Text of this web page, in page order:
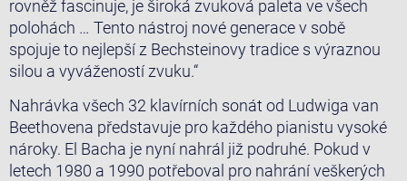
rovněž fascinuje, je široká zvuková paleta ve všech
polohách … Tento nástroj nové generace v sobě
spojuje to nejlepší z Bechsteinovy tradice s výraznou
silou a vyvážeností zvuku.“
Nahrávka všech 32 klavírních sonát od Ludwiga van
Beethovena představuje pro každého pianistu vysoké
nároky. El Bacha je nyní nahrál již podruhé. Pokud v
letech 1980 a 1990 potřeboval pro nahrání veškerých